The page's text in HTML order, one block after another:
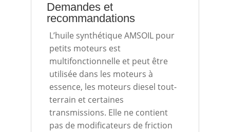
Demandes et
recommandations
L’huile synthétique AMSOIL pour
petits moteurs est
multifonctionnelle et peut être
utilisée dans les moteurs à
essence, les moteurs diesel tout-
terrain et certaines
transmissions. Elle ne contient
pas de modificateurs de friction